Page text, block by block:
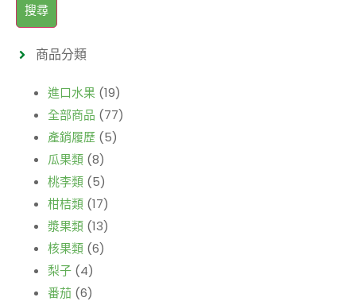
搜尋
商品分類
進口水果 (19)
全部商品 (77)
產銷履歷 (5)
瓜果類 (8)
桃李類 (5)
柑桔類 (17)
漿果類 (13)
核果類 (6)
梨子 (4)
番茄 (6)